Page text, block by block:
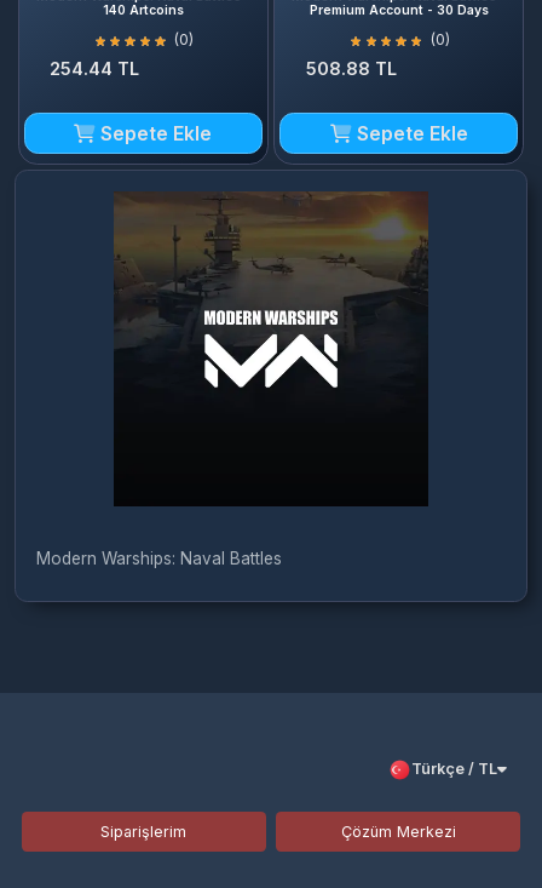
Sepete Ekle Sepete Ekle
Aklınıza takılan bir soru mu var?